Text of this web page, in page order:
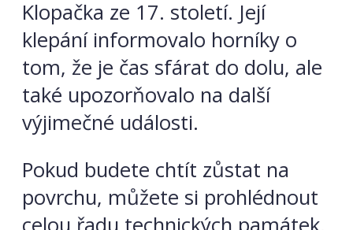
Klopačka ze 17. století. Její
klepání informovalo horníky o
tom, že je čas sfárat do dolu, ale
také upozorňovalo na další
výjimečné události.
Pokud budete chtít zůstat na
povrchu, můžete si prohlédnout